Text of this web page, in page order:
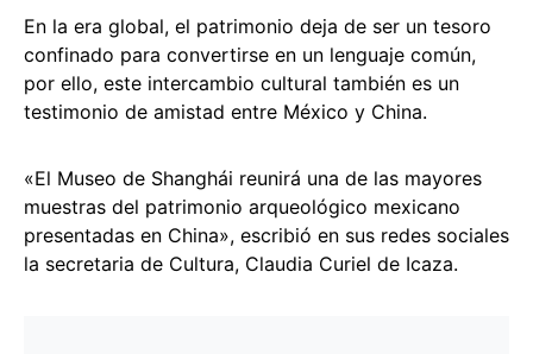
En la era global, el patrimonio deja de ser un tesoro
confinado para convertirse en un lenguaje común,
por ello, este intercambio cultural también es un
testimonio de amistad entre México y China.
«El Museo de Shanghái reunirá una de las mayores
muestras del patrimonio arqueológico mexicano
presentadas en China», escribió en sus redes sociales
la secretaria de Cultura, Claudia Curiel de Icaza.